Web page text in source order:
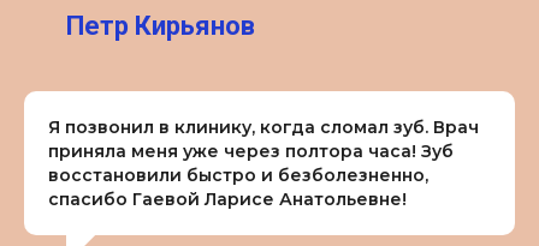
Петр Кирьянов
Я позвонил в клинику, когда сломал зуб. Врач
приняла меня уже через полтора часа! Зуб
восстановили быстро и безболезненно,
спасибо Гаевой Ларисе Анатольевне!